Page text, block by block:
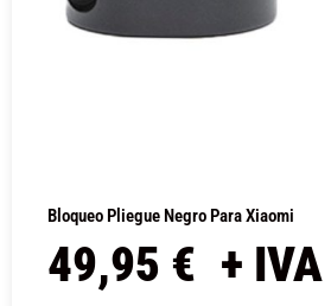
Bloqueo Pliegue Negro Para Xiaomi
49,95 € + IVA